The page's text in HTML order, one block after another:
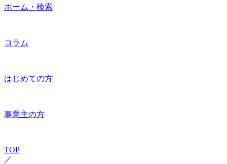
ホーム・検索
コラム
はじめての方
事業主の方
TOP
／